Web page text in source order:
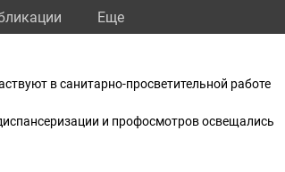
Eще
в санитарно-просветительной работе
и профосмотров освещались